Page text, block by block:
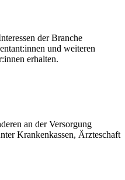
der Branche
und weiteren
erhalten.
an der Versorgung
Krankenkassen, Ärzteschaft